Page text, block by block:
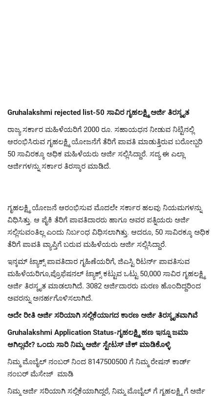
Gruhalakshmi rejected list-50 ಸಾವಿರ ಗೃಹಲಕ್ಷ್ಮಿ ಅರ್ಜಿ ತಿರಸ್ಕೃತ
ರಾಜ್ಯ ಸರ್ಕಾರ ಮಹಿಳೆಯರಿಗೆ 2000 ರೂ. ಸಹಾಯಧನ ನೀಡುವ ನಿಟ್ಟಿನಲ್ಲಿ
ಆರಂಭಿಸಿರುವ ಗೃಹಲಕ್ಷ್ಮಿ ಯೋಜನೆಗೆ ತೆರಿಗೆ ಪಾವತಿ ಮಾಡುತ್ತಿರುವ ಬರೋಬ್ಬರಿ
50 ಸಾವಿರಕ್ಕೂ ಅಧಿಕ ಮಹಿಳೆಯರು ಅರ್ಜಿ ಸಲ್ಲಿಸಿದ್ದಾರೆ. ಸದ್ಯ ಈ ಎಲ್ಲಾ
ಅರ್ಜಿಗಳನ್ನು ಸರ್ಕಾರ ತಿರಸ್ಕಾರ ಮಾಡಿದೆ.
ಗೃಹಲಕ್ಷ್ಮಿ ಯೋಜನೆ ಆರಂಭಿಸುವ ಮೊದಲೇ ಸರ್ಕಾರ ಹಲವು ನಿಯಮಗಳನ್ನು
ವಿಧಿಸಿತ್ತು. ಆ ಪೈಕಿ ತೆರಿಗೆ ಪಾವತಿದಾರರು ಹಾಗೂ ಅವರ ಪತ್ನಿಯರು ಅರ್ಜಿ
ಸಲ್ಲಿಸುವಂತಿಲ್ಲ ಎಂದು ನಿರ್ಬಂಧ ವಿಧಿಸಲಾಗಿತ್ತು. ಆದರೂ, 50 ಸಾವಿರಕ್ಕೂ ಅಧಿಕ
ತೆರಿಗೆ ಪಾವತಿ ವ್ಯಾಪ್ತಿಗೆ ಬರುವ ಮಹಿಳೆಯರು ಅರ್ಜಿ ಸಲ್ಲಿಸಿದ್ದಾರೆ.
ಇನ್ಕಮ್ ಟ್ಯಾಕ್ಸ್ ಪಾವತಿದಾರ ಗೃಹಿಣೆಯರಿಗೆ, ಜಿಎಸ್ಟಿ ರಿಟರ್ನ್ ಪಾವತಿಸುವ
ಮಹಿಳೆಯರಿಗೂ,ಪ್ರೊಫೆಷನಲ್ ಟ್ಯಾಕ್ಸ್ ಕಟ್ಟುವ ಒಟ್ಟು 50,000 ಸಾವಿರ ಗೃಹಲಕ್ಷ್ಮಿ
ಅರ್ಜಿ ತಿರಸ್ಕೃತ ಮಾಡಲಾಗಿದೆ. 3082 ಅರ್ಜಿದಾರರು ಮರಣ ಹೊಂದಿದ್ದರಿಂದ
ಅವರನ್ನು ಅನರ್ಹಗೊಳಿಸಲಾಗಿದೆ.
ಅದೇ ರೀತಿ ಅರ್ಜಿ ಸರಿಯಾಗಿ ಸಲ್ಲಿಕೆಯಾಗದ ಕಾರಣ ಅರ್ಜಿ ತಿರಸ್ಕೃತವಾಗಿವೆ
Gruhalakshmi Application Status-ಗೃಹಲಕ್ಷ್ಮಿ ಹಣ ಇನ್ನೂ ಜಮಾ
ಆಗಿಲ್ಲವೇ? ಒಂದು ಸಾರಿ ನಿಮ್ಮ ಅರ್ಜಿ ಸ್ಟೇಟಸ್ ಚೆಕ್ ಮಾಡಿಕೊಳ್ಳಿ
ನಿಮ್ಮ ಮೊಬೈಲ್ ನಂಬರ್ ನಿಂದ 8147500500 ಗೆ ನಿಮ್ಮ ರೇಷನ್ ಕಾರ್ಡ್
ನಂಬರ್ ಮೆಸೇಜ್ ಮಾಡಿ
ನಿಮ್ಮ ಅರ್ಜಿ ಸರಿಯಾಗಿ ಸಲ್ಲಿಕೆಯಾಗಿದ್ದರೆ, ನಿಮ್ಮ ಮೊಬೈಲ್ ಗೆ ಗೃಹಲಕ್ಷ್ಮಿ ಗೆ ಅರ್ಜಿ